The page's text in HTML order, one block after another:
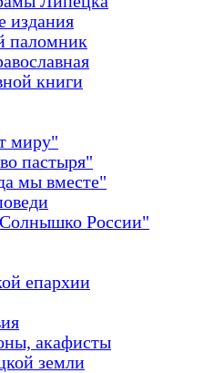
издания
паломник
книги
миру"
пастыря"
мы вместе"
России"
епархии
акафисты
земли